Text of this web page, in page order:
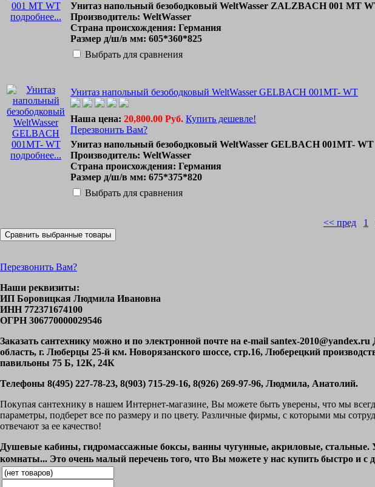
подробнее...
Унитаз напольный безободковый WeltWasser ZALZBACH 001 MT
Производитель: WeltWasser
Страна происхождения: Германия
Размер д/ш/в мм: 605*360*825
Выбрать для сравнения
подробнее...
Унитаз напольный безободковый WeltWasser GELBACH 001MT- WT
Наша цена: 20,800.00 Руб. Купить дешевле!
Перезвонить Вам?
Унитаз напольный безободковый WeltWasser GELBACH 001MT- WT
Производитель: WeltWasser
Страна происхождения: Германия
Размер д/ш/в мм: 675*375*820
Выбрать для сравнения
<< пред 1
Перезвонить Вам?
Наши реквизиты:
ИП Боровицкая Людмила Ивановна
ИНН 772371674100
ОГРН 306770000029546
Заказать сантехнику можно и по электронной почте на e-mail santex-
область, г. Люберцы 25-й км. Новорязанского шоссе, стр.16, Люберецкий
павильоны 75 Б, 12К, 24К
Телефоны 8(495) 227-78-23, 8(903) 715-29-16, 8(926) 269-97-96, Людмила, Анатолий.
Покупая сантехнику в нашем Интернет-магазине, Вы можете быть уверены, что мы
параметры, подберет все по размеру и по цвету. Различные фирмы, с которыми мы
отвечают за ее качество!
Душевые кабины, гидромассажные боксы, ванны чугунные, акриловые, стальные.
комнаты... Это очень малый перечень того, что Вы можете у нас купить быстро и с